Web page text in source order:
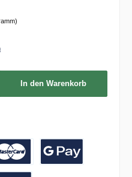
In den Warenkorb